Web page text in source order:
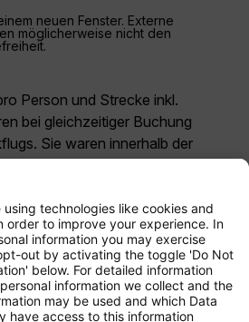
neuen Fenster. Externe
möglicherweise nicht den
Person und Strecke inkl.
bei gleichzeitiger Buchung
Sie waren innerhalb der
und sind
aktuell. Bei den für die
Tarifen handelt es
Zero, unsere restriktivste
hierfür zusätzliche Gebühren
oder für andere optionale
Es gelten dieAllgemeinen
.